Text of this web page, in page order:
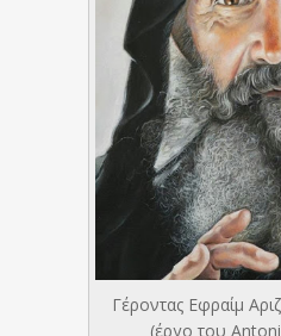
Γέροντας Εφραίμ
(έργο του